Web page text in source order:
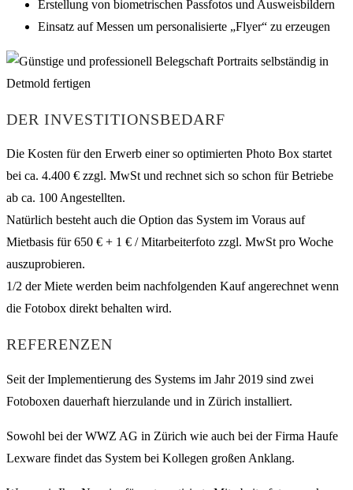
Erstellung von biometrischen Passfotos und Ausweisbildern
Einsatz auf Messen um personalisierte „Flyer“ zu erzeugen
DER INVESTITIONSBEDARF
Die Kosten für den Erwerb einer so optimierten Photo Box startet
bei ca. 4.400 € zzgl. MwSt und rechnet sich so schon für Betriebe
ab ca. 100 Angestellten.
Natürlich besteht auch die Option das System im Voraus auf
Mietbasis für 650 € + 1 € / Mitarbeiterfoto zzgl. MwSt pro Woche
auszuprobieren.
1/2 der Miete werden beim nachfolgenden Kauf angerechnet wenn
die Fotobox direkt behalten wird.
REFERENZEN
Seit der Implementierung des Systems im Jahr 2019 sind zwei
Fotoboxen dauerhaft hierzulande und in Zürich installiert.
Sowohl bei der WWZ AG in Zürich wie auch bei der Firma Haufe
Lexware findet das System bei Kollegen großen Anklang.